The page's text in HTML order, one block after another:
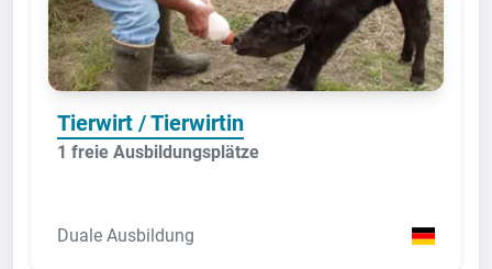
Tierwirt / Tierwirtin
1 freie Ausbildungsplätze
Duale Ausbildung